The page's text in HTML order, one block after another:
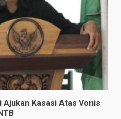
Ajukan Kasasi Atas Vonis